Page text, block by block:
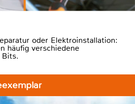
oder Elektroinstallation:
häufig verschiedene
Bits.